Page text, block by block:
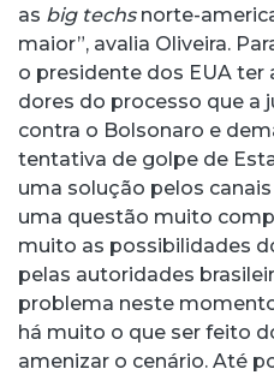
as big techsnorte-
maior”, avalia Oliveira.
o presidente dos EUA ter
dores do processo que a
contra o Bolsonaro e
tentativa de golpe de
uma solução pelos
uma questão muito
muito as possibilidades
pelas autoridades
problema neste
há muito o que ser feito
amenizar o cenário. Até